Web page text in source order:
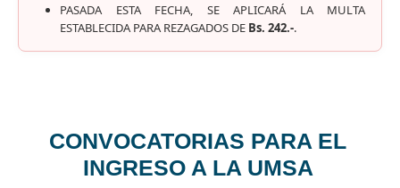
PASADA ESTA FECHA, SE APLICARÁ LA MULTA
ESTABLECIDA PARA REZAGADOS DE Bs. 242.-.
CONVOCATORIAS PARA EL
INGRESO A LA UMSA